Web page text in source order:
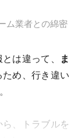
ム業者との綿密
は違って、
ま
め、行き違い
、トラブルを